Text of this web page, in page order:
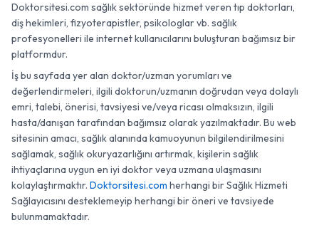
Doktorsitesi.com sağlık sektöründe hizmet veren tıp doktorları,
diş hekimleri, fizyoterapistler, psikologlar vb. sağlık
profesyonelleri ile internet kullanıcılarını buluşturan bağımsız bir
platformdur.
İş bu sayfada yer alan doktor/uzman yorumları ve
değerlendirmeleri, ilgili doktorun/uzmanın doğrudan veya dolaylı
emri, talebi, önerisi, tavsiyesi ve/veya ricası olmaksızın, ilgili
hasta/danışan tarafından bağımsız olarak yazılmaktadır. Bu web
sitesinin amacı, sağlık alanında kamuoyunun bilgilendirilmesini
sağlamak, sağlık okuryazarlığını artırmak, kişilerin sağlık
ihtiyaçlarına uygun en iyi doktor veya uzmana ulaşmasını
kolaylaştırmaktır. Doktorsitesi.com herhangi bir Sağlık Hizmeti
Sağlayıcısını desteklemeyip herhangi bir öneri ve tavsiyede
bulunmamaktadır.